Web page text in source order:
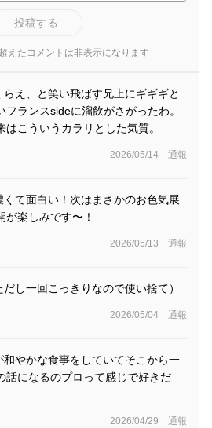
投稿する
えたコメントは非表示になります
え、と笑い飛ばす兄上にギギギと
ランスsideに溜飲がさがったわ。
こういうカラリとした気質。
2026/05/14 通報
て面白い！次はまさかのお色気展
が楽しみです〜！
2026/05/13 通報
し一回こっきりなので使い捨て）
2026/05/04 通報
和やかな食事をしていてそこから一
話になるのプロって感じで好きだ
2026/04/29 通報